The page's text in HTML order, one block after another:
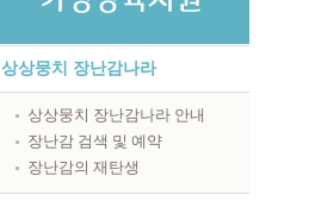
상상뭉치 장난감나라
상상뭉치 장난감나라 안내
장난감 검색 및 예약
장난감의 재탄생